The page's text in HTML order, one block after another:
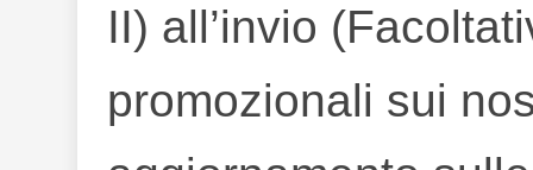
II) all’invio
promozionali sui